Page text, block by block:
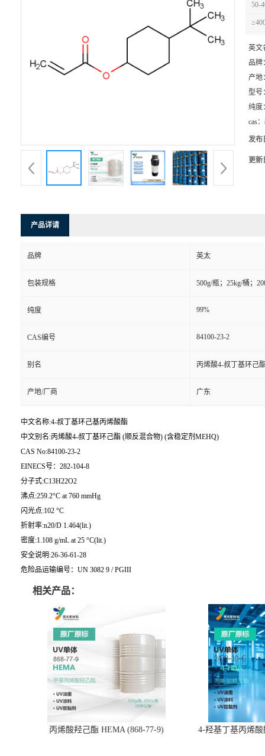
50-
英文
品牌
产地
型号
纯度
cas：
发布
更新
产品详请
品牌 英太
包装规格 500g/瓶；25kg/桶；
纯度 99%
CAS编号 84100-23-2
别名 丙烯酸4-叔丁基环己
产地/厂商 广东
中文名称:4-叔丁基环己基丙烯酸酯
中文别名:丙烯酸4-叔丁基环己酯 (顺反混合物) (含稳定剂MEHQ)
CAS No:84100-23-2
EINECS号：282-104-8
分子式:C13H22O2
沸点:259.2°C at 760 mmHg
闪光点:102 °C
折射率:n20/D 1.464(lit.)
密度:1.108 g/mL at 25 °C(lit.)
安全说明:26-36-61-28
危险品运输编号：UN 3082 9 / PGIII
相关产品：
丙烯酸羟己酯 HEMA (868-77-9)
4-羟基丁基丙烯